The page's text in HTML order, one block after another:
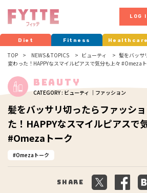
LOG
Diet Fitness Healthcare
TOP NEWS & TOPICS ビューティ
髪をバッサ
変わった！HAPPYなスマイルピアスで気分も上々 #Omeza
Beauty
CATEGORY : ビューティ ｜ファッション
髪をバッサリ切ったらファッシ
た！HAPPYなスマイルピアスで
#Omezaトーク
Omezaトーク
Share